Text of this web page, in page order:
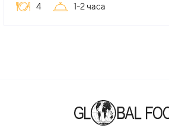
4 1-2 часа